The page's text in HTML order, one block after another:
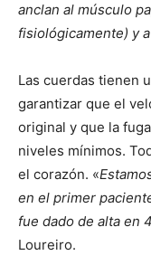
anclan al músculo
fisiológicamente) y
Las cuerdas tienen
garantizar que el
original y que la
niveles mínimos.
el corazón. «
en el primer
fue dado de alta en
Loureiro.